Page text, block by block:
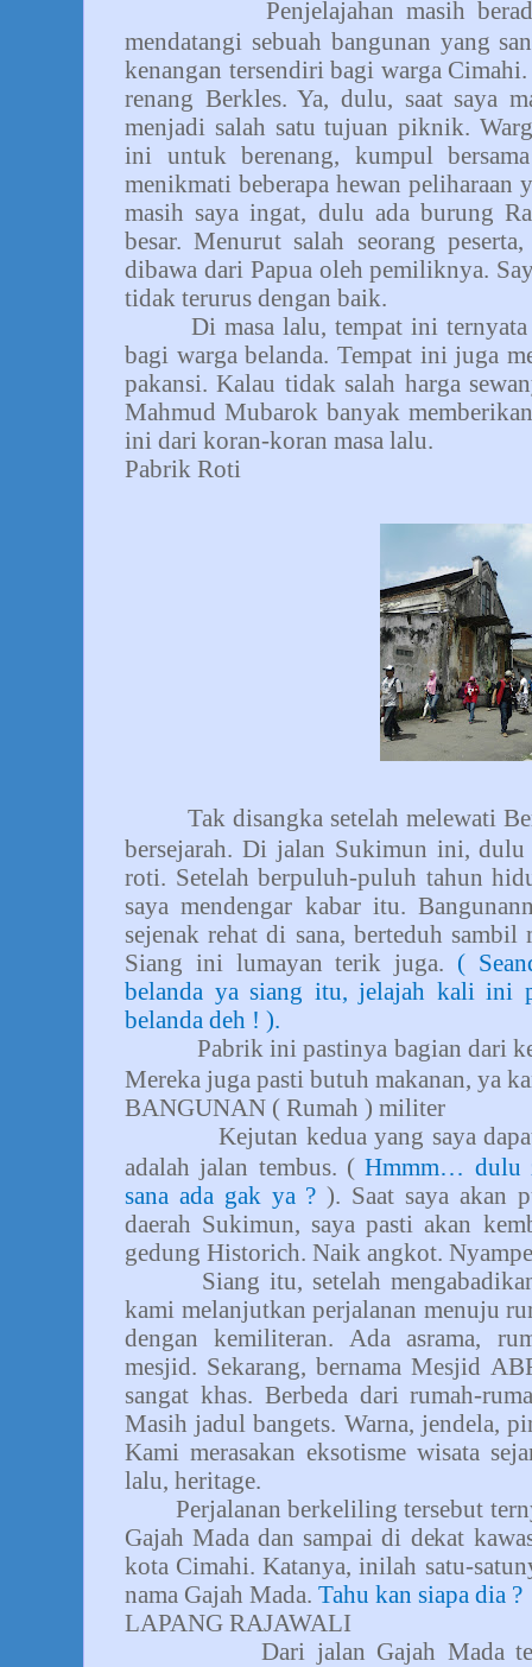
Penjelajahan masih
mendatangi sebuah bangunan yang
kenangan tersendiri bagi warga
renang Berkles. Ya, dulu, saat saya
menjadi salah satu tujuan piknik.
ini untuk berenang, kumpul
menikmati beberapa hewan peliharaan
masih saya ingat, dulu ada burung
besar. Menurut salah seorang
dibawa dari Papua oleh pemiliknya.
tidak terurus dengan baik.
Di masa lalu, tempat ini
bagi warga belanda. Tempat ini juga
pakansi. Kalau tidak salah harga
Mahmud Mubarok banyak
ini dari koran-koran masa lalu.
Pabrik Roti
Tak disangka setelah melewati
bersejarah. Di jalan Sukimun ini, dulu
roti. Setelah berpuluh-puluh tahun
saya mendengar kabar itu.
sejenak rehat di sana, berteduh
Siang ini lumayan terik juga. (
belanda ya siang itu, jelajah kali ini
belanda deh ! ).
Pabrik ini pastinya bagian dari
Mereka juga pasti butuh makanan, ya
BANGUNAN ( Rumah ) militer
Kejutan kedua yang saya
adalah jalan tembus. (Hmmm… dulu
sana ada gak ya ?). Saat saya akan
daerah Sukimun, saya pasti akan
gedung Historich. Naik angkot.
Siang itu, setelah
kami melanjutkan perjalanan menuju
dengan kemiliteran. Ada asrama,
mesjid. Sekarang, bernama Mesjid
sangat khas. Berbeda dari rumah-
Masih jadul bangets. Warna, jendela,
Kami merasakan eksotisme wisata
lalu, heritage.
Perjalanan berkeliling tersebut
Gajah Mada dan sampai di dekat
kota Cimahi. Katanya, inilah satu-
nama Gajah Mada. Tahu kan siapa dia ?
LAPANG RAJAWALI
Dari jalan Gajah Mada